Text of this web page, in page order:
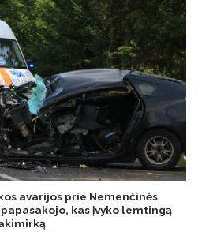
avarijos prie Nemenčinės
kas įvyko lemtingą